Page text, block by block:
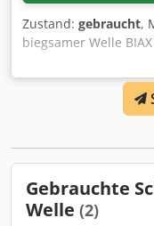
Zustand: gebraucht,
biegsamer Welle
Baujahr ca. 1970
Drehzahl: 900 - 9000
Motordrehzahl: 3000
Netzanschluß: 380
schwenkbarer und
ca.80 kg guter
Polierarbeiten
Gebrauchte
Welle (2)